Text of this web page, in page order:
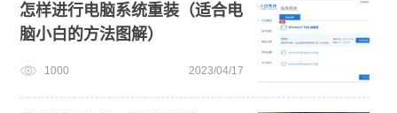
怎样进行电脑系统重装（适合电
脑小白的方法图解）
1000 2023/04/17